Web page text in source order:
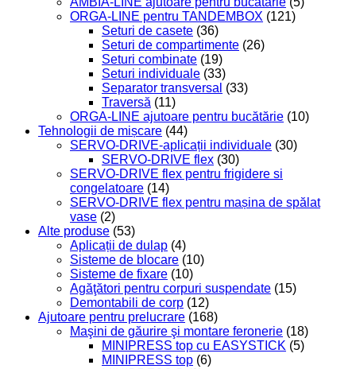
ORGA-LINE pentru TANDEMBOX (121)
Seturi de casete (36)
Seturi de compartimente (26)
Seturi combinate (19)
Seturi individuale (33)
Separator transversal (33)
Traversă (11)
ORGA-LINE ajutoare pentru bucătărie (10)
Tehnologii de mișcare (44)
SERVO-DRIVE-aplicații individuale (30)
SERVO-DRIVE flex (30)
SERVO-DRIVE flex pentru frigidere si
congelatoare (14)
SERVO-DRIVE flex pentru mașina de spălat
vase (2)
Alte produse (53)
Aplicații de dulap (4)
Sisteme de blocare (10)
Sisteme de fixare (10)
Agăţători pentru corpuri suspendate (15)
Demontabili de corp (12)
Ajutoare pentru prelucrare (168)
Maşini de găurire şi montare feronerie (18)
MINIPRESS top cu EASYSTICK (5)
MINIPRESS top (6)